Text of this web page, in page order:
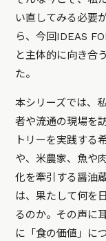
い直してみる必要
ら、今回IDEAS
と主体的に向き合
た。
本シリーズでは、
者や流通の現場を
トリーを実践する
や、米農家、魚や
化を牽引する醤油
は、果たして何を
るのか。その声に
に「食の価値」に